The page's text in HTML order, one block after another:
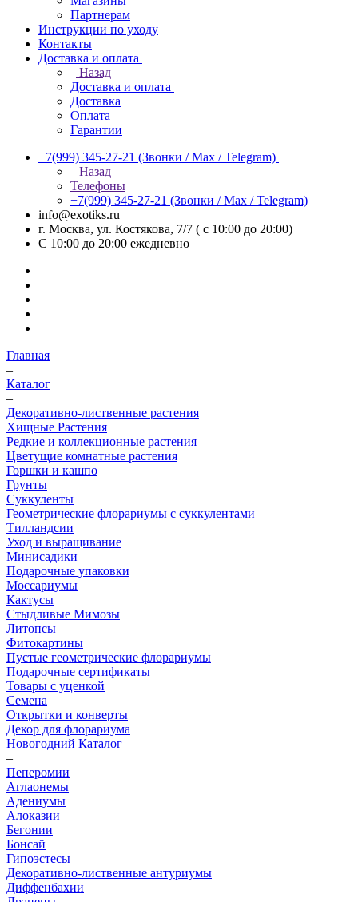
Партнерам
Инструкции по уходу
Контакты
Доставка и оплата
Назад
Доставка и оплата
Доставка
Оплата
Гарантии
+7(999) 345-27-21 (Звонки / Max / Telegram)
Назад
Телефоны
+7(999) 345-27-21 (Звонки / Max / Telegram)
info@exotiks.ru
г. Москва, ул. Костякова, 7/7 ( с 10:00 до 20:00)
С 10:00 до 20:00 ежедневно
Главная
–
Каталог
–
Декоративно-лиственные растения
Хищные Растения
Редкие и коллекционные растения
Цветущие комнатные растения
Горшки и кашпо
Грунты
Суккуленты
Геометрические флорариумы с суккулентами
Тилландсии
Уход и выращивание
Минисадики
Подарочные упаковки
Моссариумы
Кактусы
Стыдливые Мимозы
Литопсы
Фитокартины
Пустые геометрические флорариумы
Подарочные сертификаты
Товары с уценкой
Семена
Открытки и конверты
Декор для флорариума
Новогодний Каталог
–
Пеперомии
Аглаонемы
Адениумы
Алоказии
Бегонии
Бонсай
Гипоэстесы
Декоративно-лиственные антуриумы
Диффенбахии